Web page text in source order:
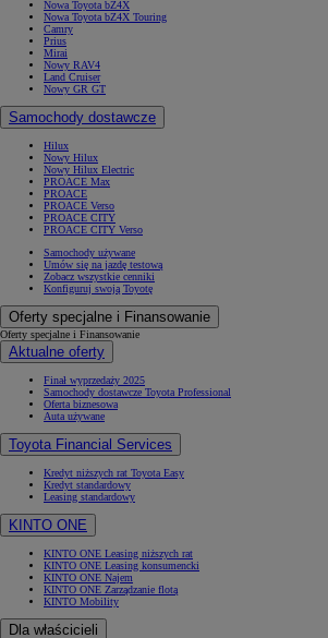
Nowa Toyota bZ4X
Nowa Toyota bZ4X Touring
Camry
Prius
Mirai
Nowy RAV4
Land Cruiser
Nowy GR GT
Samochody dostawcze
Hilux
Nowy Hilux
Nowy Hilux Electric
PROACE Max
PROACE
PROACE Verso
PROACE CITY
PROACE CITY Verso
Samochody używane
Umów się na jazdę testową
Zobacz wszystkie cenniki
Konfiguruj swoją Toyotę
Oferty specjalne i Finansowanie
Oferty specjalne i Finansowanie
Aktualne oferty
Finał wyprzedaży 2025
Samochody dostawcze Toyota Professional
Oferta biznesowa
Auta używane
Toyota Financial Services
Kredyt niższych rat Toyota Easy
Kredyt standardowy
Leasing standardowy
KINTO ONE
KINTO ONE Leasing niższych rat
KINTO ONE Leasing konsumencki
KINTO ONE Najem
KINTO ONE Zarządzanie flotą
KINTO Mobility
Dla właścicieli